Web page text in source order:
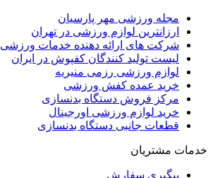
مجله ورزشی مهر پارسیان
ارزانترین لوازم ورزشی در تهران
شرکت های ارائه دهنده خدمات ورزشی
لیست تولید کنندگان کفپوش در ایران
لوازم ورزشی رزمی منیریه
خرید عمده کفش ورزشی
مرکز فروش دستگاه بدنسازی
خرید لوازم ورزشی اورجینال
قطعات جانبی دستگاه بدنسازی
خدمات مشتریان
پیگیری سفارش